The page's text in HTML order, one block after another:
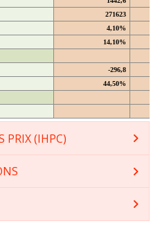
271623
4,10%
14,10%
-296,8
44,50%